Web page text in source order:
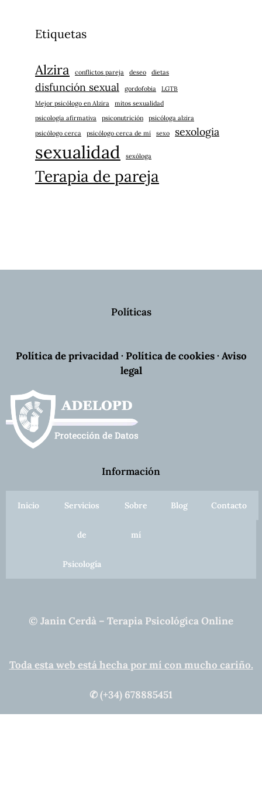
Etiquetas
Alzira conflictos pareja deseo dietas
disfunción sexual gordofobia
LGTB
Mejor psicólogo en Alzira
mitos sexualidad
psicología afirmativa
psiconutrición
psicóloga alzira
psicólogo cerca
psicólogo cerca de mí sexo sexologia
sexualidad sexóloga
Terapia de pareja
Políticas
Política de privacidad· Política de cookies· Aviso
legal
Información
Inicio Servicios
de
Psicología
Sobre
mí
Blog Contacto
© Janin Cerdà – Terapia Psicológica Online
Toda esta web está hecha por mí con mucho cariño.
✆ (+34) 678885451